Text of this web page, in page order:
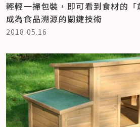
輕輕一掃包裝，即可看到食材的
成為食品溯源的關鍵技術
2018.05.16